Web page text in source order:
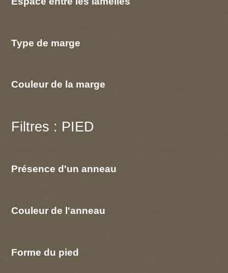
Type de marge
Couleur de la marge
Filtres : PIED
Présence d'un anneau
Couleur de l'anneau
Forme du pied